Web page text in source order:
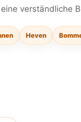
verständliche
Heven